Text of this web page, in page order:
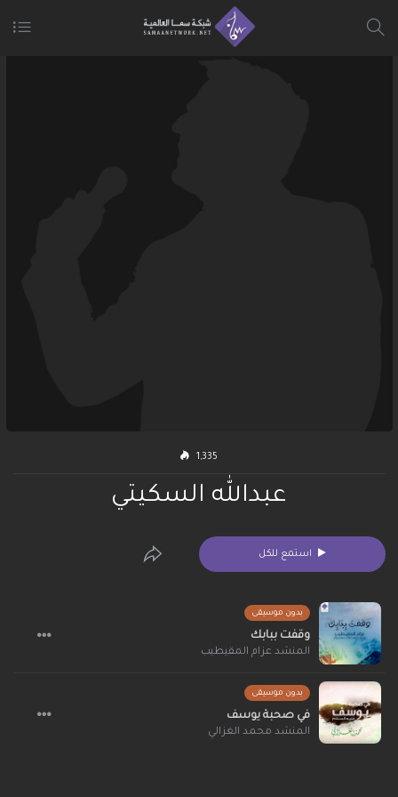
1,335
عبدالله السكيتي
استمع للكل
بدون موسيقى
وقفت ببابك
المنشد عزام المقيطيب
بدون موسيقى
في صحبة يوسف
المنشد محمد الغزالي